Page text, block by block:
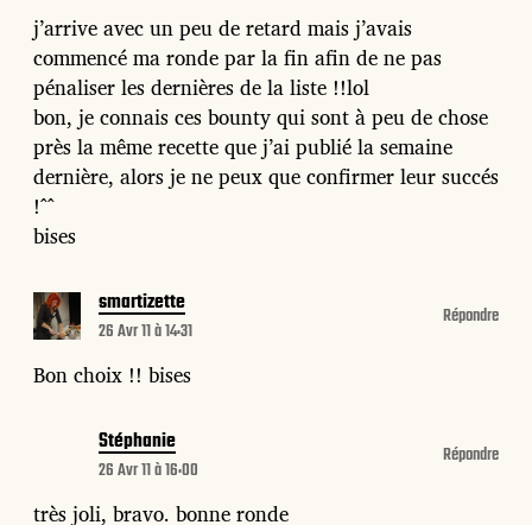
j’arrive avec un peu de retard mais j’avais
commencé ma ronde par la fin afin de ne pas
pénaliser les dernières de la liste !!lol
bon, je connais ces bounty qui sont à peu de chose
près la même recette que j’ai publié la semaine
dernière, alors je ne peux que confirmer leur succés
!^^
bises
smartizette
26 Avr 11 à 14:31
Bon choix !! bises
Répondre
Stéphanie
26 Avr 11 à 16:00
très joli, bravo. bonne ronde
Répondre